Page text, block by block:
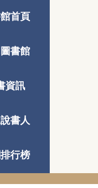
首頁
書館
資訊
書人
行榜